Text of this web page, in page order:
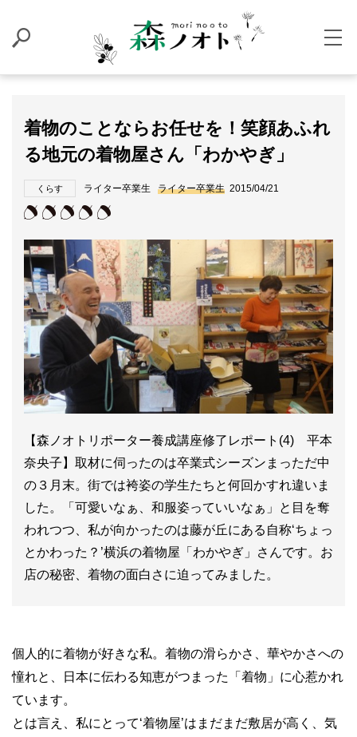
着物のことならお任せを！笑顔あふれ
る地元の着物屋さん「わかやぎ」
くらす ライター卒業生 ライター卒業生 2015/04/21
【森ノオトリポーター養成講座修了レポート(4) 平本
奈央子】取材に伺ったのは卒業式シーズンまっただ中
の３月末。街では袴姿の学生たちと何回かすれ違いま
した。「可愛いなぁ、和服姿っていいなぁ」と目を奪
われつつ、私が向かったのは藤が丘にある自称‘ちょっ
とかわった？’横浜の着物屋「わかやぎ」さんです。お
店の秘密、着物の面白さに迫ってみました。
個人的に着物が好きな私。着物の滑らかさ、華やかさへの
憧れと、日本に伝わる知恵がつまった「着物」に心惹かれ
ています。
とは言え、私にとって‘着物屋’はまだまだ敷居が高く、気